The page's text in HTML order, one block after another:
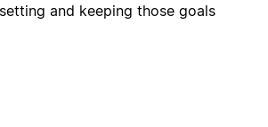
and keeping those goals